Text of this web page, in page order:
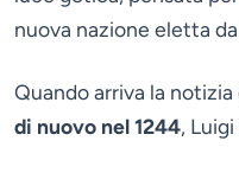
nuova nazione eletta
Quando arriva la notizia
di nuovo nel 1244,